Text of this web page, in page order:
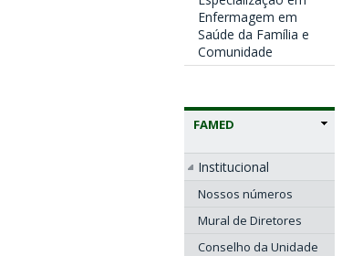
Enfermagem em
Saúde da Família e
Comunidade
FAMED
Institucional
Nossos números
Mural de Diretores
Conselho da Unidade